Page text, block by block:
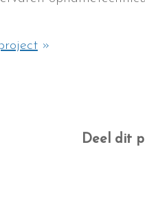
»
Deel dit